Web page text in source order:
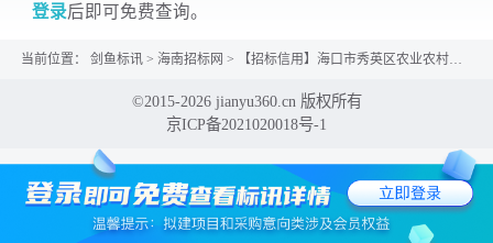
登录后即可免费查询。
当前位置： 剑鱼标讯 > 海南招标网 > 【招标信用】海口市秀英区农业农村局关于遴选2026年永兴镇罗经村委会黄里村革命老区环村道路修...
©2015-2026 jianyu360.cn 版权所有
京ICP备2021020018号-1